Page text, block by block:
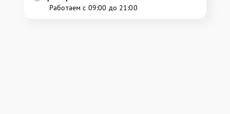
Работаем с 09:00 до 21:00